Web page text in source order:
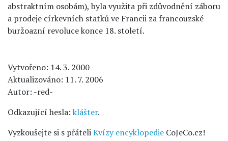
abstraktním osobám), byla využita při zdůvodnění záboru
a prodeje církevních statků ve Francii za francouzské
buržoazní revoluce konce 18. století.
Vytvořeno: 14. 3. 2000
Aktualizováno: 11. 7. 2006
Autor: -red-
Odkazující hesla:klášter.
Vyzkoušejte si s přáteliKvízy encyklopedie CoJeCo.cz!